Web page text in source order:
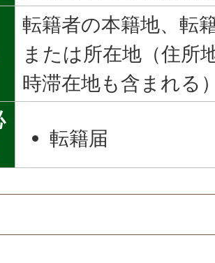
転籍者の本籍地、転
または所在地（住所
時滞在地も含まれる
転籍届